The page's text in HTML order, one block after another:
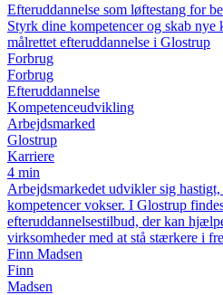
Efteruddannelse som løftestang for
Styrk dine kompetencer og skab nye
målrettet efteruddannelse i Glostrup
Forbrug
Forbrug
Efteruddannelse
Kompetenceudvikling
Arbejdsmarked
Glostrup
Karriere
4 min
Arbejdsmarkedet udvikler sig
kompetencer vokser. I Glostrup
efteruddannelsestilbud, der kan
virksomheder med at stå stærkere i
Finn Madsen
Finn
Madsen